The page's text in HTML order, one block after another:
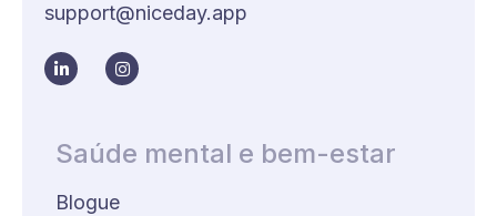
support@niceday.app
Saúde mental e bem-estar
Blogue